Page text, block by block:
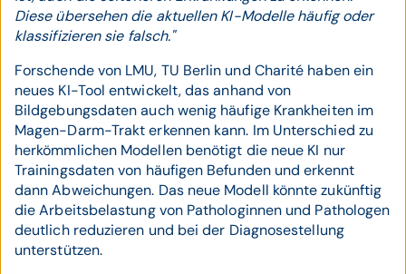
Diese übersehen die aktuellen KI-Modelle häufig oder
klassifizieren sie falsch."
Forschende von LMU, TU Berlin und Charité haben ein
neues KI-Tool entwickelt, das anhand von
Bildgebungsdaten auch wenig häufige Krankheiten im
Magen-Darm-Trakt erkennen kann. Im Unterschied zu
herkömmlichen Modellen benötigt die neue KI nur
Trainingsdaten von häufigen Befunden und erkennt
dann Abweichungen. Das neue Modell könnte zukünftig
die Arbeitsbelastung von Pathologinnen und Pathologen
deutlich reduzieren und bei der Diagnosestellung
unterstützen.